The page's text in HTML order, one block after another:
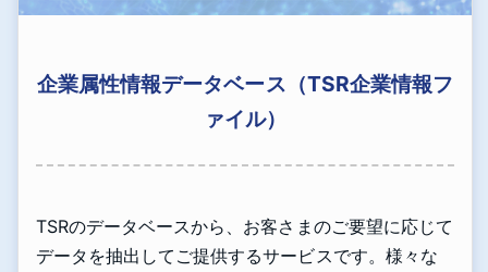
企業属性情報データベース（TSR企業情報フ
ァイル）
TSRのデータベースから、お客さまのご要望に応じて
データを抽出してご提供するサービスです。様々な